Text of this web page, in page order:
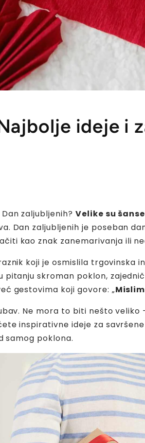
ideje i
zaljubljenih? Velike su
Dan zaljubljenih je poseban
kao znak zanemarivanja ili
koji je osmislila trgovinska
skroman poklon,
gestovima koji govore: „
Ne mora to biti nešto veliko
inspirativne ideje za
samog poklona.